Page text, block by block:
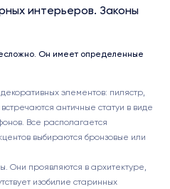
интерьеров. Законы
Он имеет определенные
элементов: пилястр,
античные статуи в виде
Все располагается
выбираются бронзовые или
Они проявляются в архитектуре,
изобилие старинных